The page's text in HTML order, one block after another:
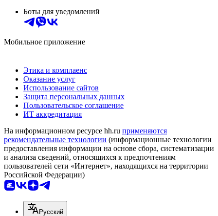
Боты для уведомлений
Мобильное приложение
Этика и комплаенс
Оказание услуг
Использование сайтов
Защита персональных данных
Пользовательское соглашение
ИТ аккредитация
На информационном ресурсе hh.ru применяются
рекомендательные технологии (информационные технологии
предоставления информации на основе сбора, систематизации
и анализа сведений, относящихся к предпочтениям
пользователей сети «Интернет», находящихся на территории
Российской Федерации)
Русский